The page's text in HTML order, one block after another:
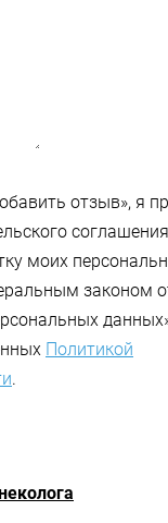
отзыв», я
моих
законом
Политикой
.